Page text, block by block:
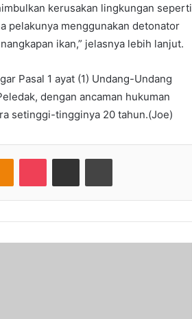
kerusakan lingkungan seperti
pelakunya menggunakan detonator
ikan,” jelasnya lebih lanjut.
Pasal 1 ayat (1) Undang-Undang
dengan ancaman hukuman
setinggi-tingginya 20 tahun.(Joe)
Odnoklassniki
Pocket Share via Email Cetak